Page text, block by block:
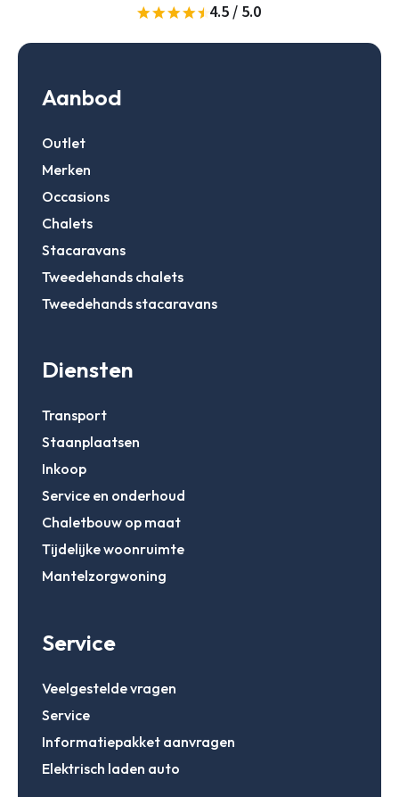
4.5 / 5.0
Aanbod
Outlet
Merken
Occasions
Chalets
Stacaravans
Tweedehands chalets
Tweedehands stacaravans
Diensten
Transport
Staanplaatsen
Inkoop
Service en onderhoud
Chaletbouw op maat
Tijdelijke woonruimte
Mantelzorgwoning
Service
Veelgestelde vragen
Service
Informatiepakket aanvragen
Elektrisch laden auto
Gegevens onthouden
Inloggen